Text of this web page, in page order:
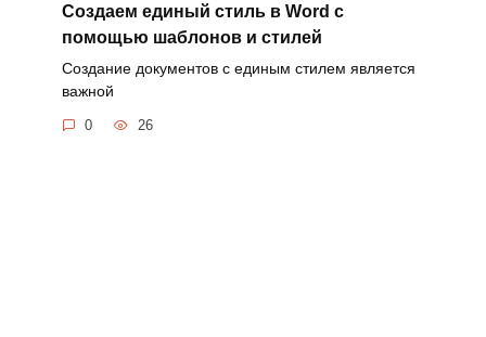
Создаем единый стиль в Word с
помощью шаблонов и стилей
Создание документов с единым стилем является
важной
0 26